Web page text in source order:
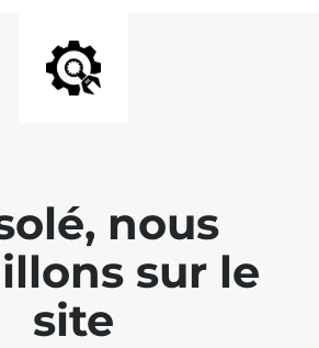
nous
sur le
site